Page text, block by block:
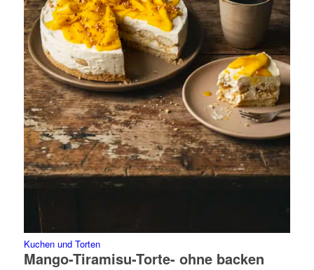
Kuchen und Torten
Mango-Tiramisu-Torte- ohne backen